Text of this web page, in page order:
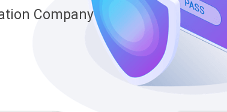
Company